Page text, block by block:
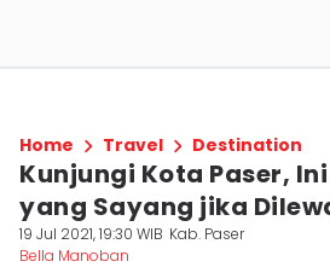
Home Travel Destination
Kunjungi Kota Paser,
yang Sayang jika
19 Jul 2021, 19:30 WIB Kab. Paser
Bella Manoban